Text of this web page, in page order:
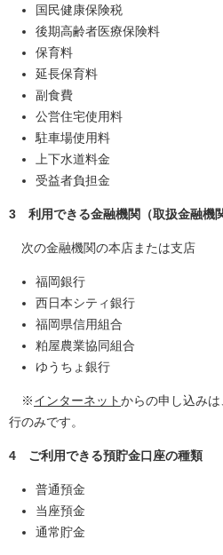
国民健康保険税
後期高齢者医療保険料
保育料
延長保育料
副食費
公営住宅使用料
駐車場使用料
上下水道料金
受益者負担金
3 利用できる金融機関（取扱金融機関
次の金融機関の本店または支店
福岡銀行
西日本シティ銀行
福岡県信用組合
粕屋農業協同組合
ゆうちょ銀行
※インターネットからの申し込み
行のみです。
4 ご利用できる預貯金口座の種類
普通預金
当座預金
通常貯金